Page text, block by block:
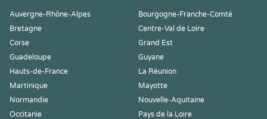
Auvergne-Rhône-Alpes
Bourgogne-Franche-Comté
Bretagne
Centre-Val de Loire
Corse
Grand Est
Guadeloupe
Guyane
Hauts-de-France
La Réunion
Martinique
Mayotte
Normandie
Nouvelle-Aquitaine
Occitanie
Pays de la Loire